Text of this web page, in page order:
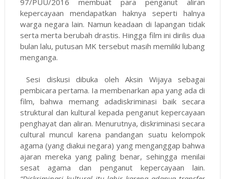
kepercayaan mendapatkan haknya seperti halnya
warga negara lain. Namun keadaan di lapangan tidak
serta merta berubah drastis. Hingga film ini dirilis dua
bulan lalu, putusan MK tersebut masih memiliki lubang
menganga.
Sesi diskusi dibuka oleh Aksin Wijaya sebagai
pembicara pertama. Ia membenarkan apa yang ada di
film, bahwa memang adadiskriminasi baik secara
struktural dan kultural kepada penganut kepercayaan
penghayat dan aliran. Menurutnya, diskriminasi secara
cultural muncul karena pandangan suatu kelompok
agama (yang diakui negara) yang menganggap bahwa
ajaran mereka yang paling benar, sehingga menilai
sesat agama dan penganut kepercayaan lain.